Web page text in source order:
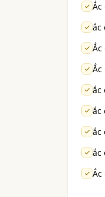
Ắc
ắc
Ắc
Ắc
ắc
ắc
ắc
ắc
Ắc